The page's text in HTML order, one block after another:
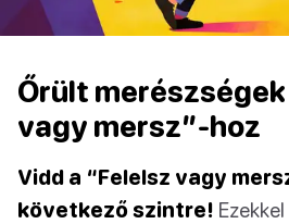
Őrült merészségek
vagy mersz”-hoz
Vidd a “Felelsz vagy
következő szintre!